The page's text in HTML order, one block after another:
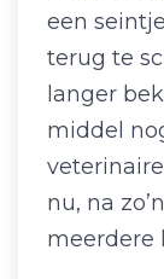
een
terug te
langer
middel
nu, na
meerdere